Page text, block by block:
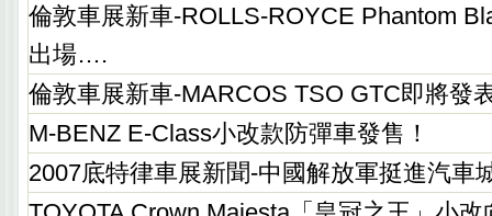
倫敦車展新車-ROLLS-ROYCE Phantom
出場….
倫敦車展新車-MARCOS TSO GTC即將發
M-BENZ E-Class小改款防彈車發售！
2007底特律車展新聞-中國解放軍挺進汽車